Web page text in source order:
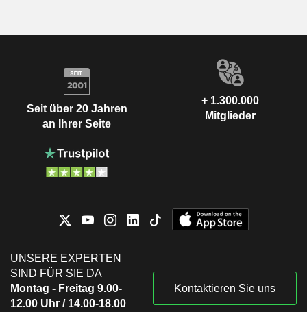
Seit über 20 Jahren
an Ihrer Seite
+ 1.300.000
Mitglieder
UNSERE EXPERTEN
SIND FÜR SIE DA
Montag - Freitag 9.00-
12.00 Uhr / 14.00-18.00
Kontaktieren Sie uns